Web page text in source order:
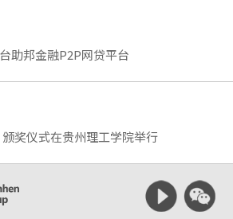
助邦金融P2P网贷平台
奖仪式在贵州理工学院举行